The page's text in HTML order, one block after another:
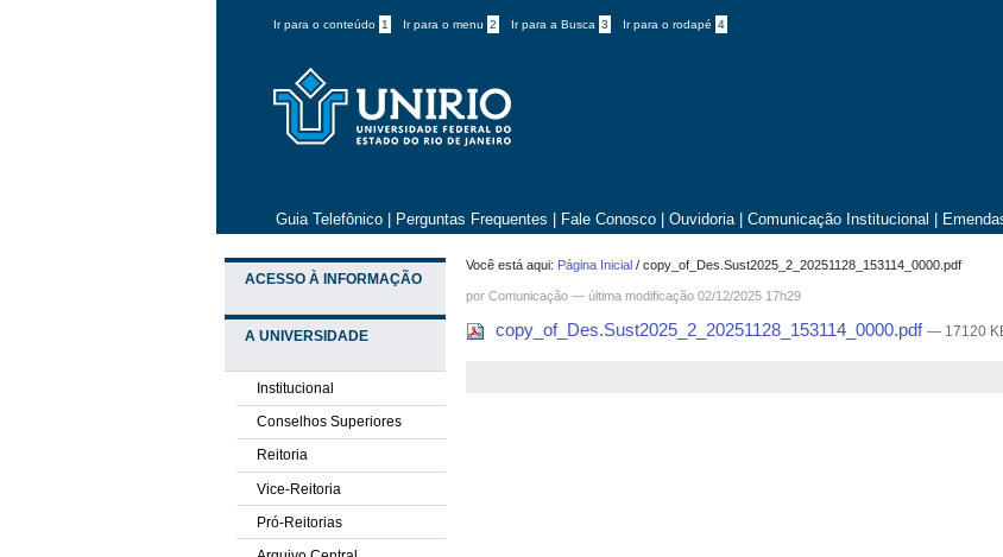
Ir para o conteúdo 1 Ir para o menu 2 Ir para a Busca 3 Ir para o rodapé 4
Guia Telefônico Perguntas Frequentes Fale Conosco Ouvidoria Comunicação Institucional
ACESSO À INFORMAÇÃO
A UNIVERSIDADE
Institucional
Conselhos Superiores
Reitoria
Vice-Reitoria
Pró-Reitorias
Você está aqui: Página Inicial /copy_of_Des.Sust2025_2_20251128_153114_0000.pdf
porComunicação —última modificação 02/12/2025 17h29
copy_of_Des.Sust2025_2_20251128_153114_0000.pdf— 17120